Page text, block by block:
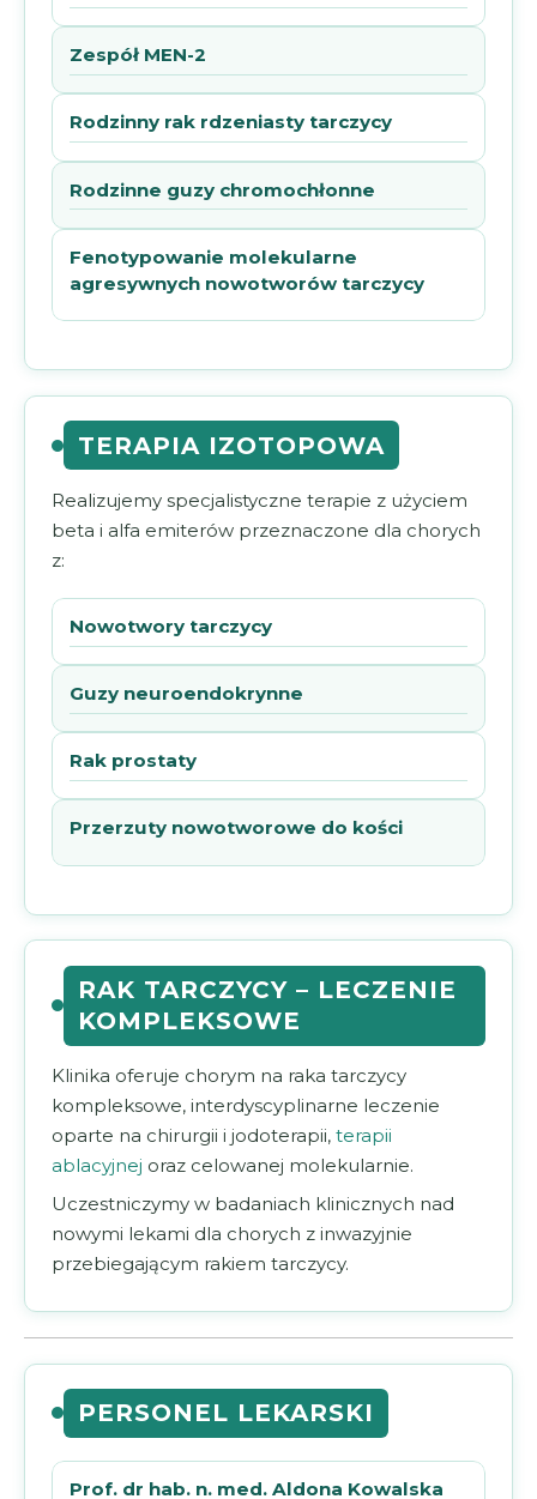
Zespół MEN-2
Rodzinny rak rdzeniasty tarczycy
Rodzinne guzy chromochłonne
Fenotypowanie molekularne
agresywnych nowotworów tarczycy
TERAPIA IZOTOPOWA
Realizujemy specjalistyczne terapie z użyciem
beta i alfa emiterów przeznaczone dla chorych
z:
Nowotwory tarczycy
Guzy neuroendokrynne
Rak prostaty
Przerzuty nowotworowe do kości
RAK TARCZYCY – LECZENIE
KOMPLEKSOWE
Klinika oferuje chorym na raka tarczycy
kompleksowe, interdyscyplinarne leczenie
oparte na chirurgii i jodoterapii,terapii
ablacyjnej oraz celowanej molekularnie.
Uczestniczymy w badaniach klinicznych nad
nowymi lekami dla chorych z inwazyjnie
przebiegającym rakiem tarczycy.
PERSONEL LEKARSKI
Prof. dr hab. n. med. Aldona Kowalska